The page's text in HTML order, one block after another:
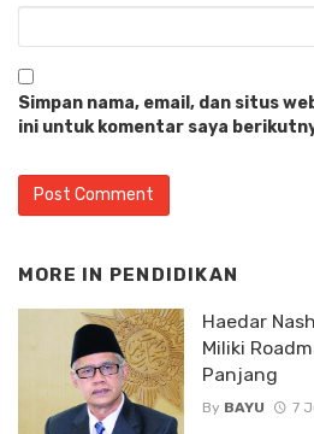
Simpan nama, email, dan situs
ini untuk komentar saya
MORE IN PENDIDIKAN
Haedar
Miliki
Panjang
By BAYU 7